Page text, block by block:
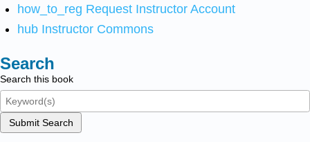
how_to_reg Request Instructor Account
hub Instructor Commons
Search
Search this book
Submit Search